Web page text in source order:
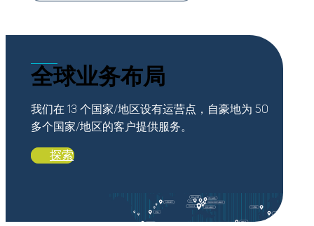
全球业务布局
我们在 13 个国家/地区设有运营点，自豪地为 50
多个国家/地区的客户提供服务。
探索